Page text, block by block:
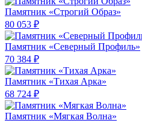
Памятник «Строгий Образ»
80 053 ₽
Памятник «Северный Профиль»
70 384 ₽
Памятник «Тихая Арка»
68 724 ₽
Памятник «Мягкая Волна»